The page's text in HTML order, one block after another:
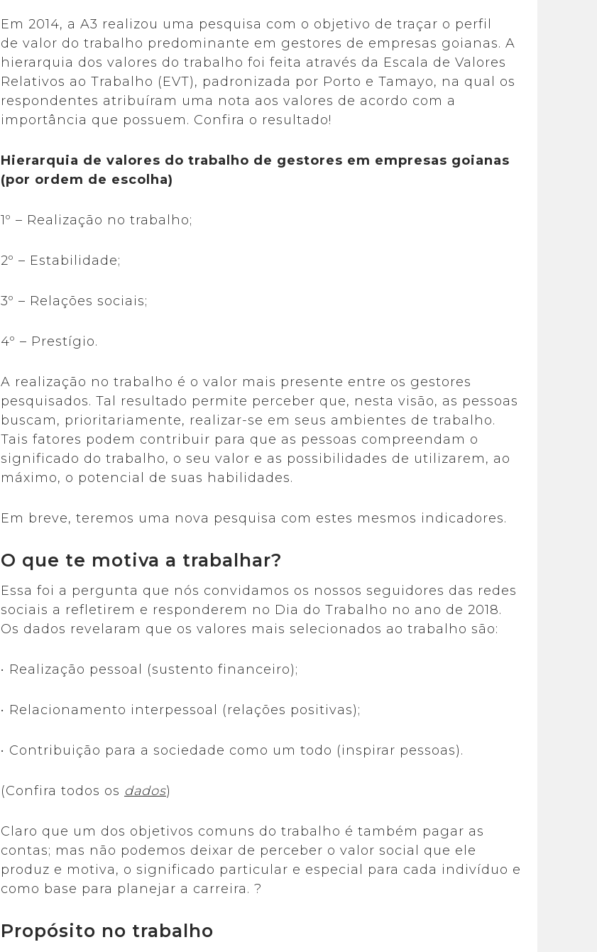
Em 2014, a A3 realizou uma pesquisa com o objetivo de traçar o perfil
de valor do trabalho predominante em gestores de empresas goianas. A
hierarquia dos valores do trabalho foi feita através da Escala de Valores
Relativos ao Trabalho (EVT), padronizada por Porto e Tamayo, na qual os
respondentes atribuíram uma nota aos valores de acordo com a
importância que possuem. Confira o resultado!
Hierarquia de valores do trabalho de gestores em empresas goianas
(por ordem de escolha)
1º – Realização no trabalho;
2º – Estabilidade;
3º – Relações sociais;
4º – Prestígio.
A realização no trabalho é o valor mais presente entre os gestores
pesquisados. Tal resultado permite perceber que, nesta visão, as pessoas
buscam, prioritariamente, realizar-se em seus ambientes de trabalho.
Tais fatores podem contribuir para que as pessoas compreendam o
significado do trabalho, o seu valor e as possibilidades de utilizarem, ao
máximo, o potencial de suas habilidades.
Em breve, teremos uma nova pesquisa com estes mesmos indicadores.
O que te motiva a trabalhar?
Essa foi a pergunta que nós convidamos os nossos seguidores das redes
sociais a refletirem e responderem no Dia do Trabalho no ano de 2018.
Os dados revelaram que os valores mais selecionados ao trabalho são:
• Realização pessoal (sustento financeiro);
• Relacionamento interpessoal (relações positivas);
• Contribuição para a sociedade como um todo (inspirar pessoas).
(Confira todos os dados)
Claro que um dos objetivos comuns do trabalho é também pagar as
contas; mas não podemos deixar de perceber o valor social que ele
produz e motiva, o significado particular e especial para cada indivíduo e
como base para planejar a carreira. ?
Propósito no trabalho